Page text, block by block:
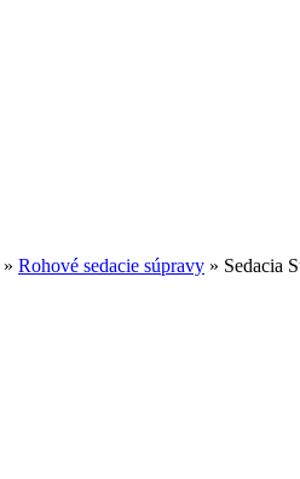
» Rohové sedacie súpravy » Sedacia